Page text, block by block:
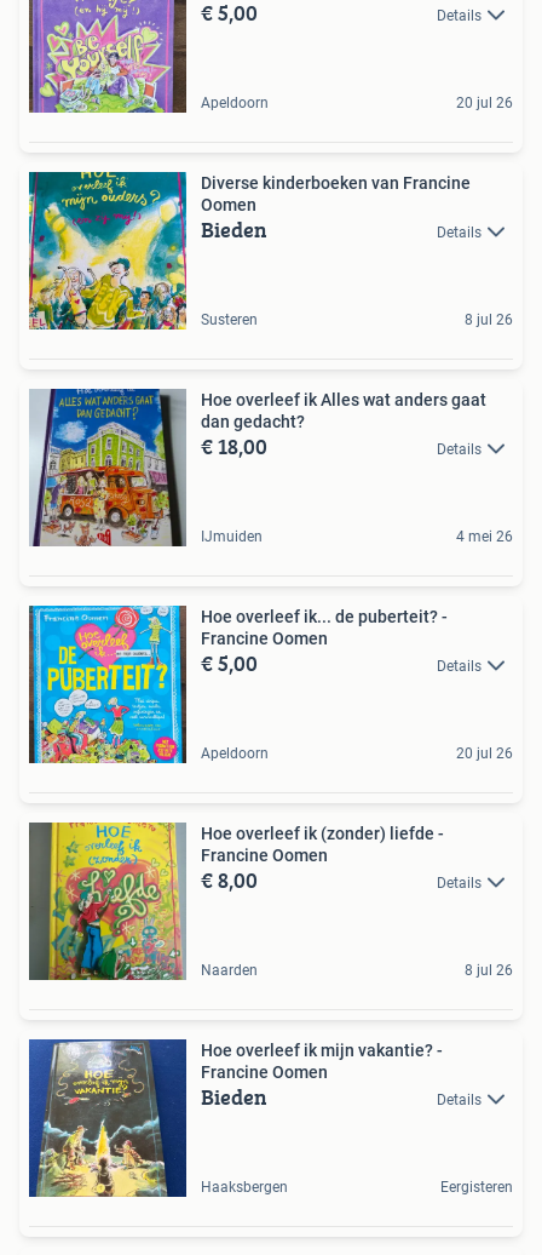
€ 5,00 Details
Apeldoorn 20 jul 26
Diverse kinderboeken van Francine
Oomen
Bieden Details
Susteren 8 jul 26
Hoe overleef ik Alles wat anders gaat
dan gedacht?
€ 18,00 Details
IJmuiden 4 mei 26
Hoe overleef ik... de puberteit? -
Francine Oomen
€ 5,00 Details
Apeldoorn 20 jul 26
Hoe overleef ik (zonder) liefde -
Francine Oomen
€ 8,00 Details
Naarden 8 jul 26
Hoe overleef ik mijn vakantie? -
Francine Oomen
Bieden Details
Haaksbergen Eergisteren